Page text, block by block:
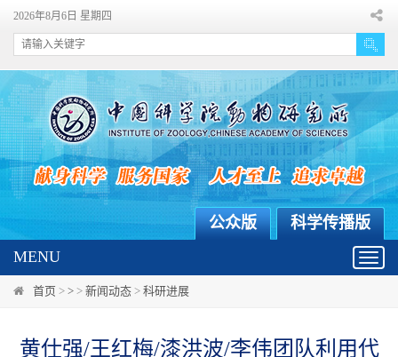
2026年8月6日 星期四
科学传播版
公众版
MENU
首页 > > > 新闻动态 > 科研进展
黄仕强/王红梅/漆洪波/李伟团队利用代